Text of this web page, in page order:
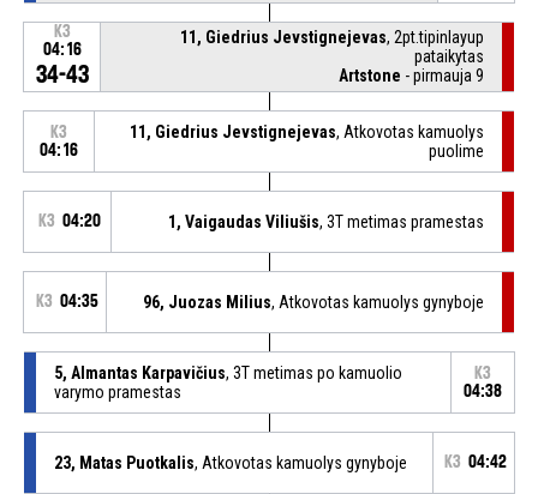
K3
04:16
34-43
11, Giedrius Jevstignejevas, 2pt.tipinlayup
pataikytas
Artstone - pirmauja 9
K3
04:16
11, Giedrius Jevstignejevas, Atkovotas kamuolys
puolime
K3 04:20 1, Vaigaudas Viliušis, 3T metimas pramestas
K3 04:35 96, Juozas Milius, Atkovotas kamuolys gynyboje
5, Almantas Karpavičius, 3T metimas po kamuolio
varymo pramestas
K3
04:38
23, Matas Puotkalis, Atkovotas kamuolys gynyboje K3 04:42